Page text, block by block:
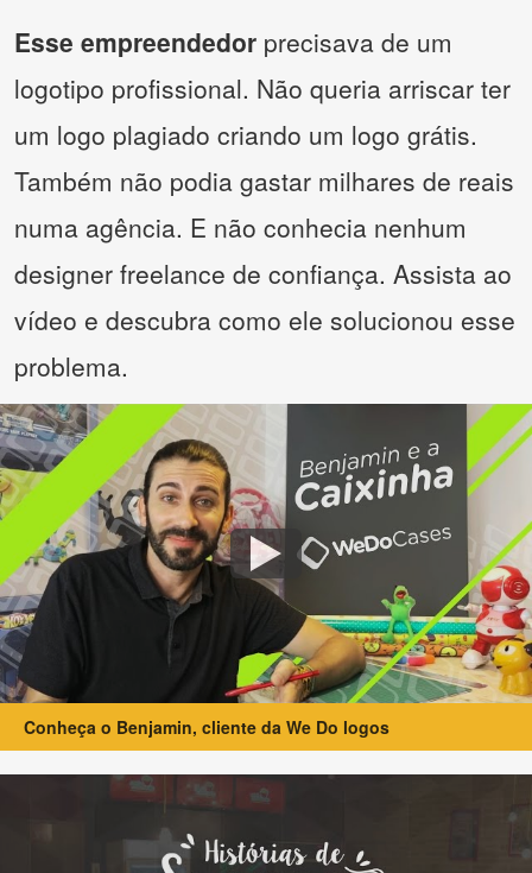
Esse empreendedor precisava de um
logotipo profissional. Não queria arriscar ter
um logo plagiado criando um logo grátis.
Também não podia gastar milhares de reais
numa agência. E não conhecia nenhum
designer freelance de confiança. Assista ao
vídeo e descubra como ele solucionou esse
problema.
Conheça o Benjamin, cliente da We Do logos